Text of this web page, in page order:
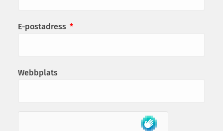
E-postadress *
Webbplats